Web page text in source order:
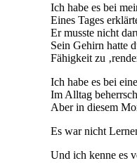
Ich habe es bei
Eines Tages
Er musste nicht
Sein Gehirn hatte
Fähigkeit zu
Ich habe es bei
Im Alltag
Aber in diesem
Es war nicht
Und ich kenne es